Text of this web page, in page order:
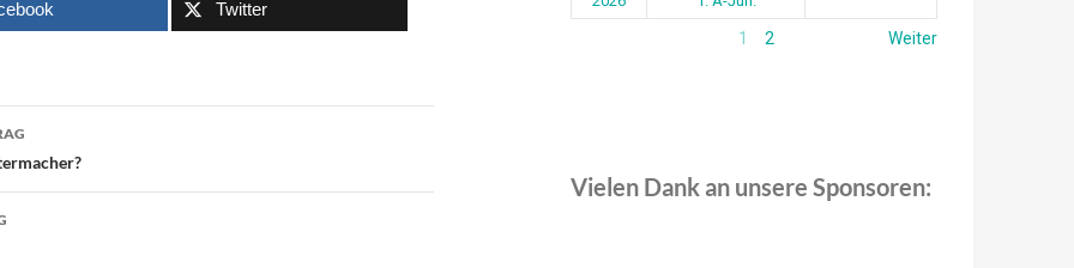
Twitter
1 2 Weiter
Vielen Dank an unsere Sponsoren: